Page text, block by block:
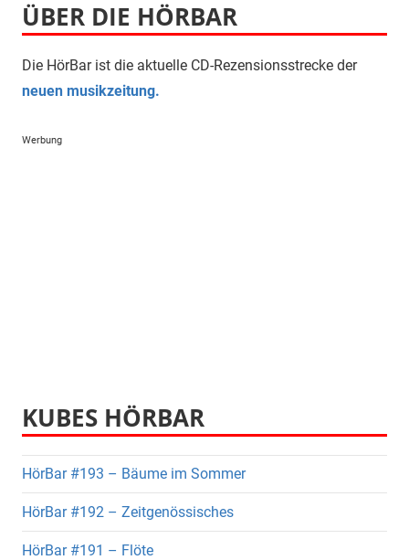
ÜBER DIE HÖRBAR
Die HörBar ist die aktuelle CD-Rezensionsstrecke der
neuen musikzeitung.
Werbung
KUBES HÖRBAR
HörBar #193 – Bäume im Sommer
HörBar #192 – Zeitgenössisches
HörBar #191 – Flöte